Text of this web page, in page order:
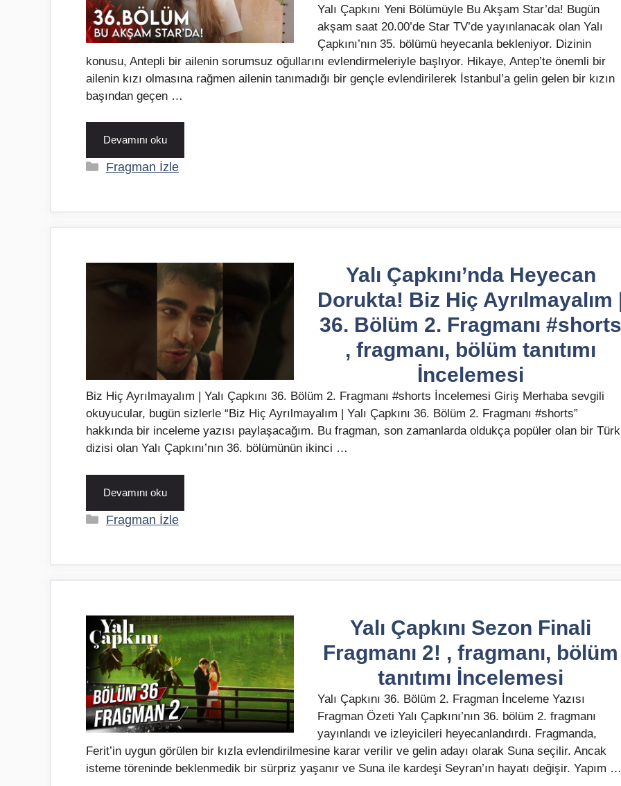
Yalı Çapkını Yeni Bölümüyle Bu Akşam Star’da! Bugün
akşam saat 20.00’de Star TV’de yayınlanacak olan Yalı
Çapkını’nın 35. bölümü heyecanla bekleniyor. Dizinin
konusu, Antepli bir ailenin sorumsuz oğullarını evlendirmeleriyle başlıyor. Hikaye, Antep’te önemli bir
ailenin kızı olmasına rağmen ailenin tanımadığı bir gençle evlendirilerek İstanbul’a gelin gelen bir kızın
başından geçen …
Devamını oku
Kategoriler
Fragman İzle
Yalı Çapkını’nda Heyecan
Dorukta! Biz Hiç Ayrılmayalım
36. Bölüm 2. Fragmanı #shorts
, fragmanı, bölüm tanıtımı
İncelemesi
Biz Hiç Ayrılmayalım | Yalı Çapkını 36. Bölüm 2. Fragmanı #shorts İncelemesi Giriş Merhaba sevgili
okuyucular, bugün sizlerle “Biz Hiç Ayrılmayalım | Yalı Çapkını 36. Bölüm 2. Fragmanı #shorts”
hakkında bir inceleme yazısı paylaşacağım. Bu fragman, son zamanlarda oldukça popüler olan bir Türk
dizisi olan Yalı Çapkını’nın 36. bölümünün ikinci …
Devamını oku
Kategoriler
Fragman İzle
Yalı Çapkını Sezon Finali
Fragmanı 2! , fragmanı, bölüm
tanıtımı İncelemesi
Yalı Çapkını 36. Bölüm 2. Fragman İnceleme Yazısı
Fragman Özeti Yalı Çapkını’nın 36. bölüm 2. fragmanı
yayınlandı ve izleyicileri heyecanlandırdı. Fragmanda,
Ferit’in uygun görülen bir kızla evlendirilmesine karar verilir ve gelin adayı olarak Suna seçilir. Ancak
isteme töreninde beklenmedik bir sürpriz yaşanır ve Suna ile kardeşi Seyran’ın hayatı değişir. Yapım …